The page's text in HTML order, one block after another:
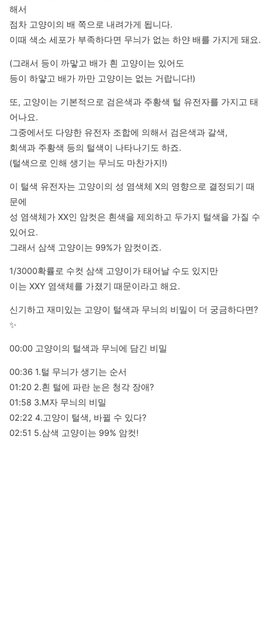
해서
점차 고양이의 배 쪽으로 내려가게 됩니다.
이때 색소 세포가 부족하다면 무늬가 없는 하얀 배를 가지게 돼요.
(그래서 등이 까맣고 배가 흰 고양이는 있어도
등이 하얗고 배가 까만 고양이는 없는 거랍니다!)
또, 고양이는 기본적으로 검은색과 주황색 털 유전자를 가지고 태
어나요.
그중에서도 다양한 유전자 조합에 의해서 검은색과 갈색,
회색과 주황색 등의 털색이 나타나기도 하죠.
(털색으로 인해 생기는 무늬도 마찬가지!)
이 털색 유전자는 고양이의 성 염색체 X의 영향으로 결정되기 때
문에
성 염색체가 XX인 암컷은 흰색을 제외하고 두가지 털색을 가질 수
있어요.
그래서 삼색 고양이는 99%가 암컷이죠.
1/3000확률로 수컷 삼색 고양이가 태어날 수도 있지만
이는 XXY 염색체를 가졌기 때문이라고 해요.
신기하고 재미있는 고양이 털색과 무늬의 비밀이 더 궁금하다면?
✨
00:00 고양이의 털색과 무늬에 담긴 비밀
00:36 1.털 무늬가 생기는 순서
01:20 2.흰 털에 파란 눈은 청각 장애?
01:58 3.M자 무늬의 비밀
02:22 4.고양이 털색, 바뀔 수 있다?
02:51 5.삼색 고양이는 99% 암컷!